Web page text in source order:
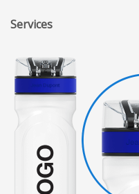
Services